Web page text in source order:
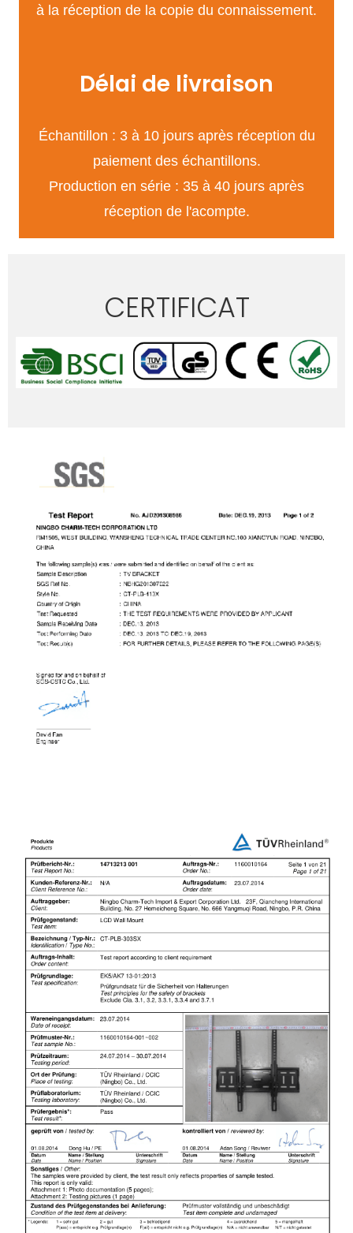
à la réception de la copie du connaissement.
Délai de livraison
Échantillon : 3 à 10 jours après réception du
paiement des échantillons.
Production en série : 35 à 40 jours après
réception de l'acompte.
CERTIFICAT